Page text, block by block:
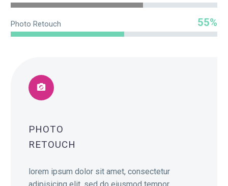
Photo Retouch 55%
PHOTO
RETOUCH
lorem ipsum dolor sit amet, consectetur